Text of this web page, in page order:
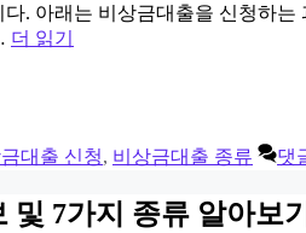
. 아래는 비상금대출을 신청하
더 읽기
대출 신청, 비상금대출 종류 댓
7가지 종류 알아보기